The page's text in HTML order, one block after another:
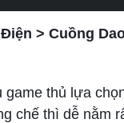
> Cuồng
game thủ lựa
chế thì dễ nằm